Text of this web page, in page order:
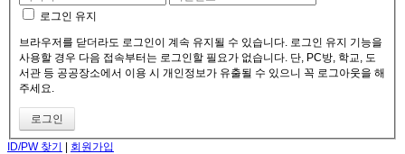
로그인 유지
브라우저를 닫더라도 로그인이 계속 유지될 수 있습니다. 로그인 유지 기능을
사용할 경우 다음 접속부터는 로그인할 필요가 없습니다. 단, PC방, 학교, 도
서관 등 공공장소에서 이용 시 개인정보가 유출될 수 있으니 꼭 로그아웃을 해
주세요.
ID/PW 찾기 | 회원가입